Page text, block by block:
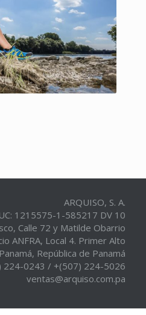
ARQUISO, S. A.
1215575-1-585217 DV 10
Calle 72 y Matilde Obarrio
ANFRA, Local 4. Primer Alto
República de Panamá
224-0243 / +(507) 224-5026
ventas@arquiso.com.pa